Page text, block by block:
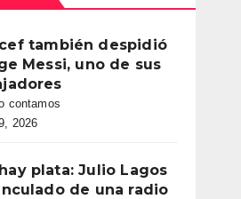
también despidió
Messi, uno de sus
contamos
2026
plata: Julio Lagos
de una radio